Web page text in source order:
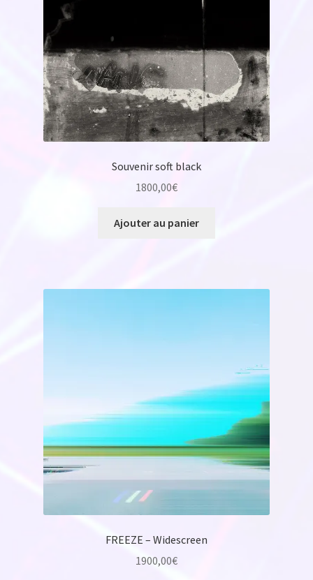
Souvenir soft black
1800,00€
Ajouter au panier
FREEZE – Widescreen
1900,00€